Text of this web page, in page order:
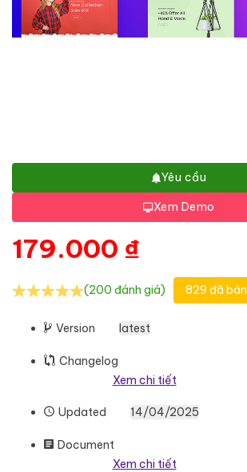
Yêu cầu
Xem Demo
179.000 ₫
(200 đánh giá) 829 đã bán
Version latest
Changelog
Xem chi tiết
Updated 14/04/2025
Document
Xem chi tiết